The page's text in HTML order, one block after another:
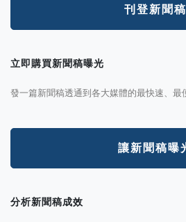
刊登新聞稿
立即購買新聞稿曝光
發一篇新聞稿透通到各大媒體的最快速、最
讓新聞稿曝
分析新聞稿成效